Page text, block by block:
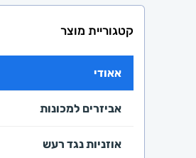
קטגוריית מוצר
אאודי
אביזרים למכונות
אוזניות נגד רעש